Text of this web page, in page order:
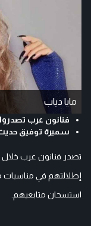
مايا دياب
فنانون عرب تصدروا
سميرة توفيق
تصدر فنانون عرب خلال
إطلالتهم في مناسبات
استسحان متابعيهم.